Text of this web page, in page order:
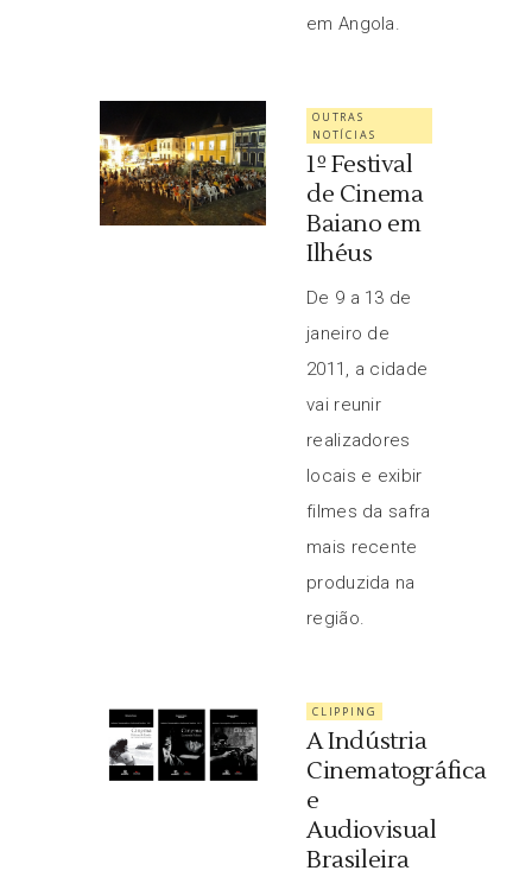
em Angola.
OUTRAS
NOTÍCIAS
1º Festival
de Cinema
Baiano em
Ilhéus
De 9 a 13 de
janeiro de
2011, a cidade
vai reunir
realizadores
locais e exibir
filmes da safra
mais recente
produzida na
região.
CLIPPING
A Indústria
Cinematográfica
e
Audiovisual
Brasileira